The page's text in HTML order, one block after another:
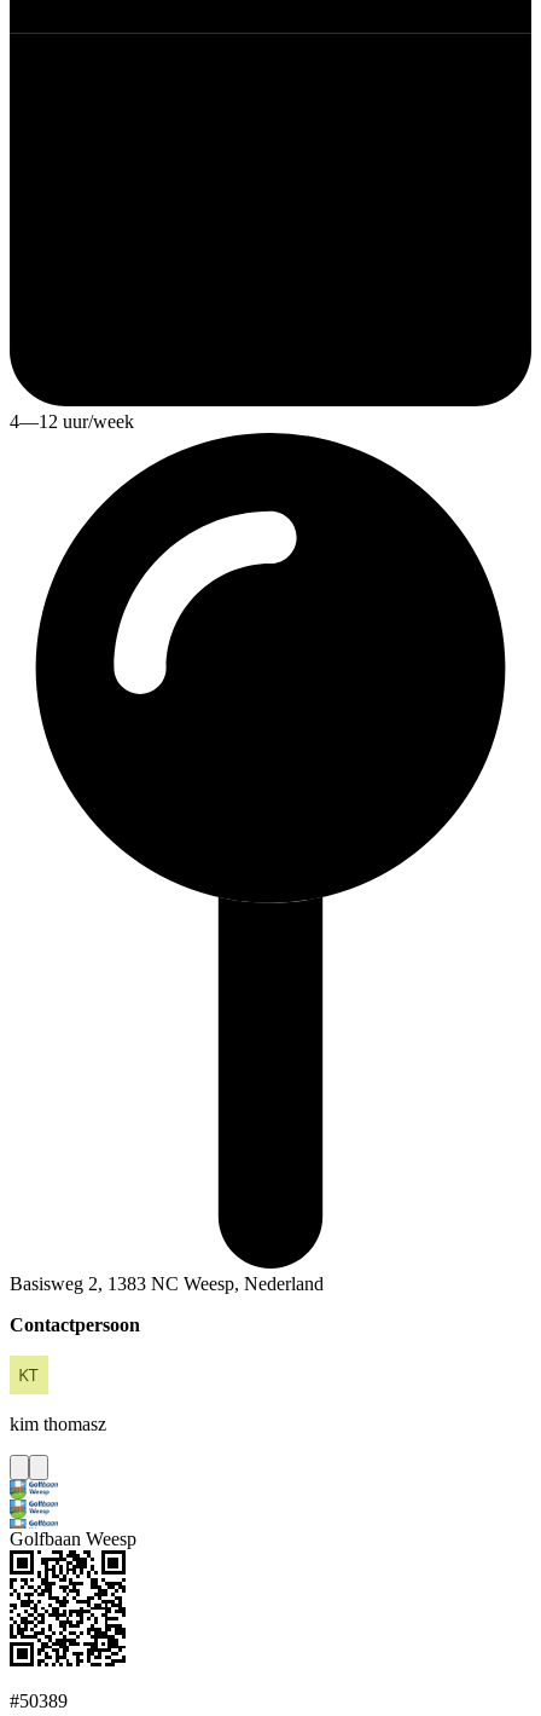
4—12 uur/week
Basisweg 2, 1383 NC Weesp, Nederland
Contactpersoon
kim thomasz
Golfbaan Weesp
#50389